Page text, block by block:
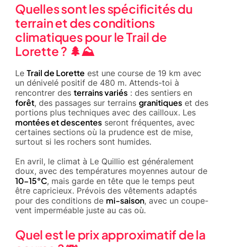
Quelles sont les spécificités du
terrain et des conditions
climatiques pour le Trail de
Lorette ? 🌲⛰️
Le Trail de Lorette est une course de 19 km avec
un dénivelé positif de 480 m. Attends-toi à
rencontrer des terrains variés : des sentiers en
forêt, des passages sur terrains granitiques et des
portions plus techniques avec des cailloux. Les
montées et descentes seront fréquentes, avec
certaines sections où la prudence est de mise,
surtout si les rochers sont humides.
En avril, le climat à Le Quillio est généralement
doux, avec des températures moyennes autour de
10-15°C, mais garde en tête que le temps peut
être capricieux. Prévois des vêtements adaptés
pour des conditions de mi-saison, avec un coupe-
vent imperméable juste au cas où.
Quel est le prix approximatif de la